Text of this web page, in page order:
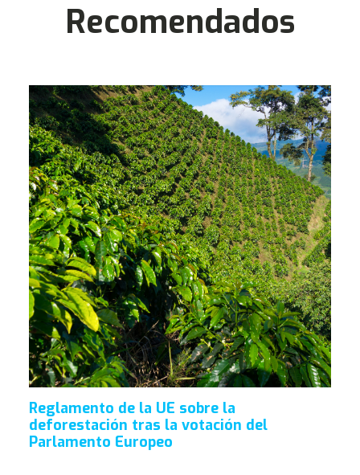
Recomendados
Reglamento de la UE sobre la
deforestación tras la votación del
Parlamento Europeo